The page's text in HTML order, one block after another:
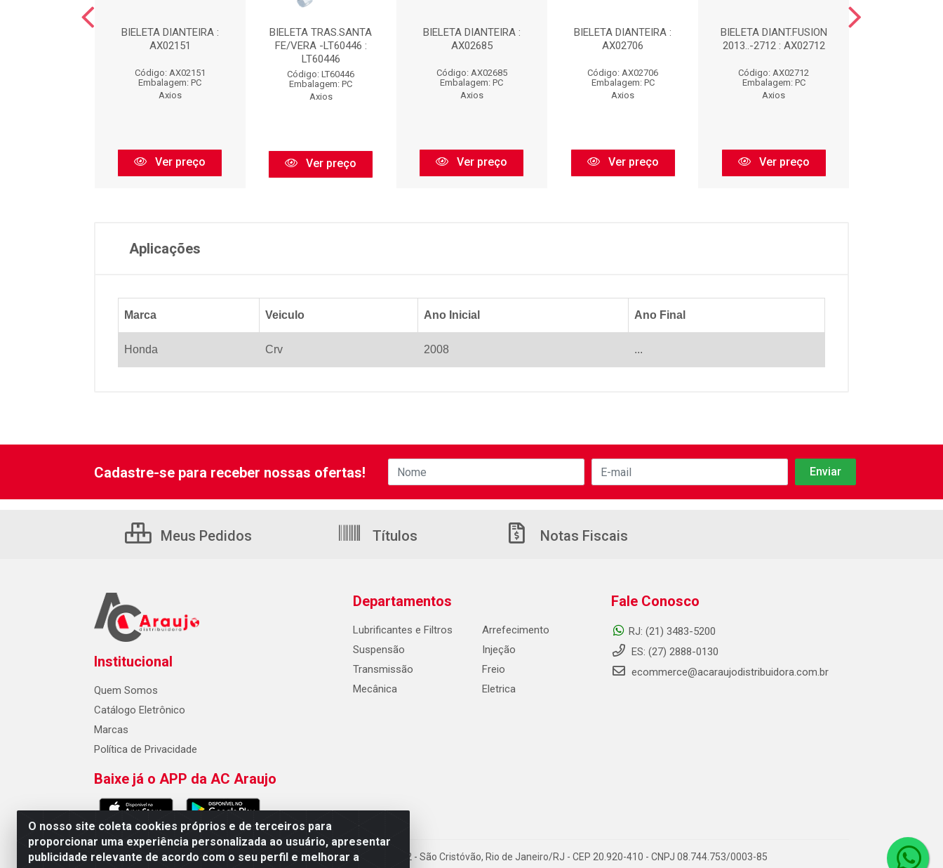
BIELETA DIANTEIRA :
AX02151
Código: AX02151
Embalagem: PC
Axios
Ver preço
BIELETA TRAS.SANTA
FE/VERA -LT60446 :
LT60446
Código: LT60446
Embalagem: PC
Axios
Ver preço
BIELETA DIANTEIRA :
AX02685
Código: AX02685
Embalagem: PC
Axios
Ver preço
BIELETA DIANTEIRA :
AX02706
Código: AX02706
Embalagem: PC
Axios
Ver preço
BIELETA DIANT.FUSION
2013..-2712 : AX02712
Código: AX02712
Embalagem: PC
Axios
Ver preço
Aplicações
Marca Veiculo Ano Inicial Ano Final
Honda Crv 2008 ...
O nosso site coleta cookies próprios e de terceiros para
proporcionar uma experiência personalizada ao usuário, apresentar
publicidade relevante de acordo com o seu perfil e melhorar a
Cadastre-se para receber nossas ofertas!
Meus Pedidos Títulos Notas Fiscais
Institucional
Quem Somos
Catálogo Eletrônico
Marcas
Política de Privacidade
Baixe já o APP da AC Araujo
Departamentos
Lubrificantes e Filtros
Suspensão
Transmissão
Mecânica
Arrefecimento
Injeção
Freio
Eletrica
Fale Conosco
RJ: (21) 3483-5200
ES: (27) 2888-0130
ecommerce@acaraujodistribuidora.com.br
AC Araujo Distribuidora - Rua Carneiro de Campos, 42 - São Cristóvão, Rio de Janeiro/RJ - CEP 20.920-410 - CNPJ 08.744.753/0003-85